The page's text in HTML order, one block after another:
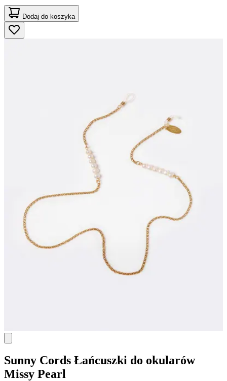
Dodaj do koszyka
Sunny Cords Łańcuszki do okularów
Missy Pearl